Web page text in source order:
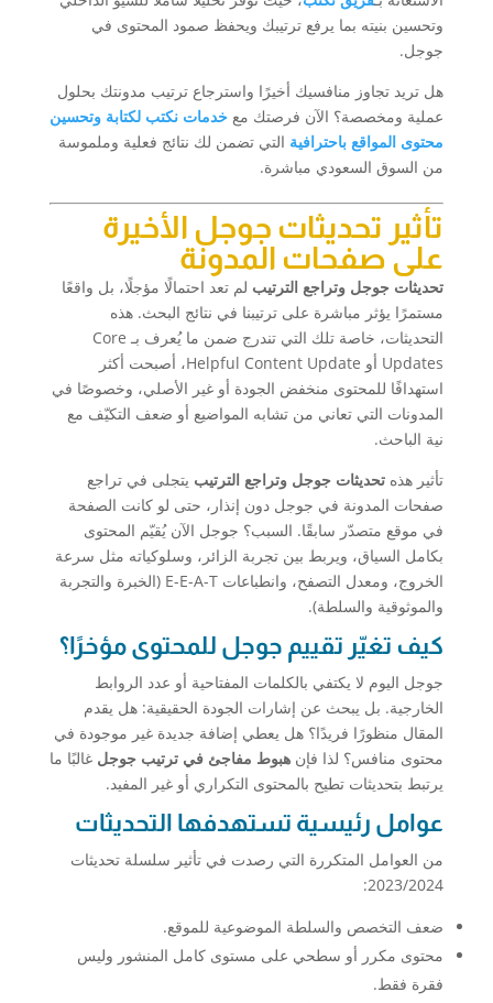
وتحسين بنيته بما يرفع ترتيبك ويحفظ صمود المحتوى في
جوجل.
هل تريد تجاوز منافسيك أخيرًا واسترجاع ترتيب مدونتك بحلول
عملية ومخصصة؟ الآن فرصتك مع خدمات نكتب لكتابة وتحسين
محتوى المواقع باحترافية التي تضمن لك نتائج فعلية وملموسة
من السوق السعودي مباشرة.
تأثير تحديثات جوجل الأخيرة
على صفحات المدونة
تحديثات جوجل وتراجع الترتيب لم تعد احتمالًا مؤجلًا، بل واقعًا
مستمرًا يؤثر مباشرة على ترتيبنا في نتائج البحث. هذه
التحديثات، خاصة تلك التي تندرج ضمن ما يُعرف بـ Core
Updates أو Helpful Content Update، أصبحت أكثر
استهدافًا للمحتوى منخفض الجودة أو غير الأصلي، وخصوصًا في
المدونات التي تعاني من تشابه المواضيع أو ضعف التكيّف مع
نية الباحث.
تأثير هذه تحديثات جوجل وتراجع الترتيب يتجلى في تراجع
صفحات المدونة في جوجل دون إنذار، حتى لو كانت الصفحة
في موقع متصدّر سابقًا. السبب؟ جوجل الآن يُقيّم المحتوى
بكامل السياق، ويربط بين تجربة الزائر، وسلوكياته مثل سرعة
الخروج، ومعدل التصفح، وانطباعات E-E-A-T (الخبرة والتجربة
والموثوقية والسلطة).
كيف تغيّر تقييم جوجل للمحتوى مؤخرًا؟
جوجل اليوم لا يكتفي بالكلمات المفتاحية أو عدد الروابط
الخارجية. بل يبحث عن إشارات الجودة الحقيقية: هل يقدم
المقال منظورًا فريدًا؟ هل يعطي إضافة جديدة غير موجودة في
محتوى منافس؟ لذا فإن هبوط مفاجئ في ترتيب جوجل غالبًا ما
يرتبط بتحديثات تطيح بالمحتوى التكراري أو غير المفيد.
عوامل رئيسية تستهدفها التحديثات
من العوامل المتكررة التي رصدت في تأثير سلسلة تحديثات
2023/2024:
ضعف التخصص والسلطة الموضوعية للموقع.
محتوى مكرر أو سطحي على مستوى كامل المنشور وليس
فقرة فقط.